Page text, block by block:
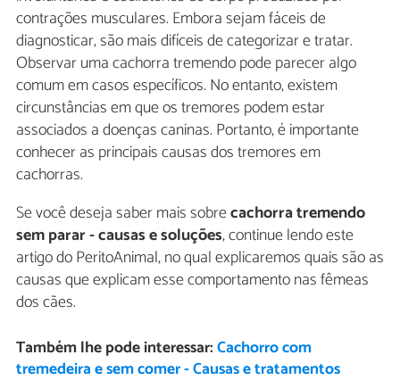
contrações musculares. Embora sejam fáceis de
diagnosticar, são mais difíceis de categorizar e tratar.
Observar uma cachorra tremendo pode parecer algo
comum em casos específicos. No entanto, existem
circunstâncias em que os tremores podem estar
associados a doenças caninas. Portanto, é importante
conhecer as principais causas dos tremores em
cachorras.
Se você deseja saber mais sobrecachorra tremendo
sem parar - causas e soluções, continue lendo este
artigo do PeritoAnimal, no qual explicaremos quais são as
causas que explicam esse comportamento nas fêmeas
dos cães.
Também lhe pode interessar:Cachorro com
tremedeira e sem comer - Causas e tratamentos